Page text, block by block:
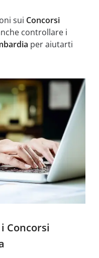
sui Concorsi
controllare i
per aiutarti
Concorsi